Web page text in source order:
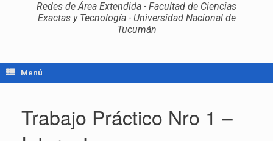
Redes de Área Extendida - Facultad de Ciencias
Exactas y Tecnología - Universidad Nacional de
Tucumán
Menú
Trabajo Práctico Nro 1 –